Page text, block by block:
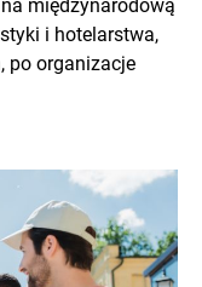
międzynarodową
i hotelarstwa,
po organizacje